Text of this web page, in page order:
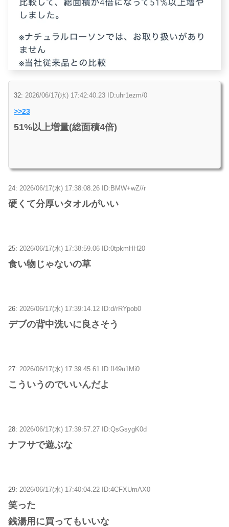
32: 2026/06/17(水) 17:42:40.23 ID:uhr1ezm/0
>>23
51%以上増量(総面積4倍)
24: 2026/06/17(水) 17:38:08.26 ID:BMW+wZ//r
硬くて分厚いタオルがいい
25: 2026/06/17(水) 17:38:59.06 ID:0tpkmHH20
食い物じゃないの草
26: 2026/06/17(水) 17:39:14.12 ID:d/rRYpob0
デブの背中洗いに良さそう
27: 2026/06/17(水) 17:39:45.61 ID:fI49u1Mi0
こういうのでいいんだよ
28: 2026/06/17(水) 17:39:57.27 ID:QsGsygK0d
ナフサで遊ぶな
29: 2026/06/17(水) 17:40:04.22 ID:4CFXUmAX0
笑った
銭湯用に買ってもいいな